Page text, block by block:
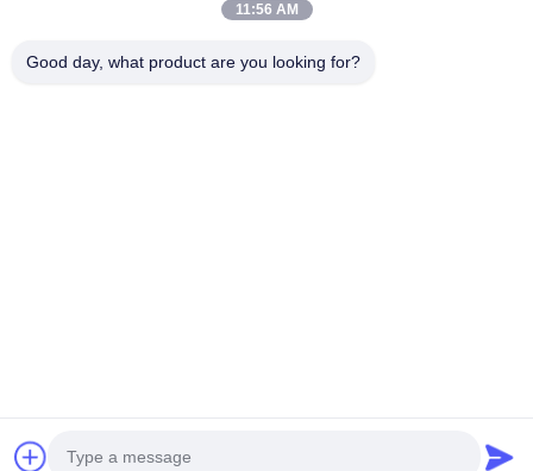
11:56 AM
Good day, what product are you looking for?